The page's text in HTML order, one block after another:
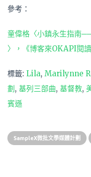
參考：
童偉格〈小鎮永生指南
〉，《博客來OKAPI閱
標籤: Lila, Marilynne
劃, 基列三部曲, 基督教,
賓遜
SampleX微批文學媒體計劃